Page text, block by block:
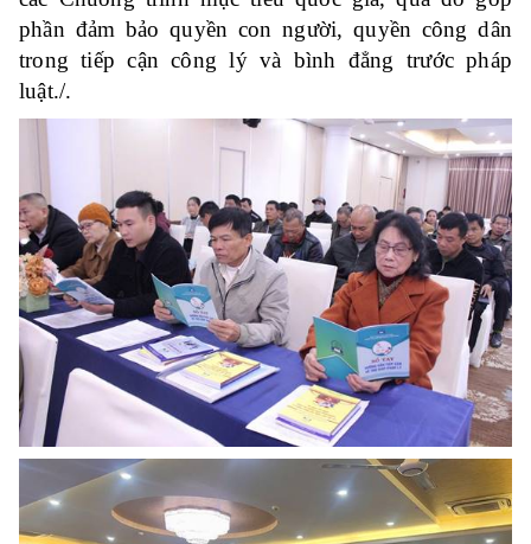
phần đảm bảo quyền con người, quyền công dân
trong tiếp cận công lý và bình đẳng trước pháp
luật./.